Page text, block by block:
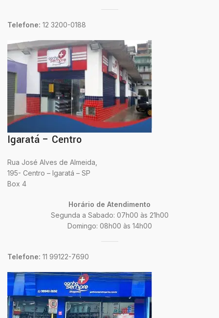
Telefone: 12 3200-0188
Igaratá – Centro
Rua José Alves de Almeida,
195- Centro – Igaratá – SP
Box 4
Horário de Atendimento
Segunda a Sabado: 07h00 às 21h00
Domingo: 08h00 às 14h00
Telefone: 11 99122-7690